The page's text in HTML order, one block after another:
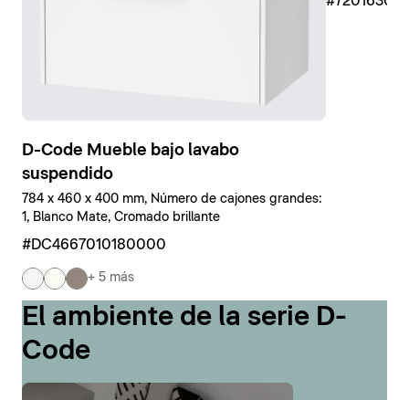
D-Code Mueble bajo lavabo
suspendido
784 x 460 x 400 mm, Número de cajones grandes:
1, Blanco Mate, Cromado brillante
#DC4667010180000
+ 5 más
El ambiente de la serie D-
Code